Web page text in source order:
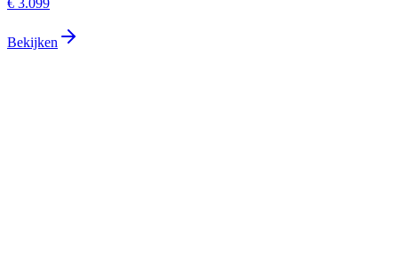
€ 3.099
Bekijken